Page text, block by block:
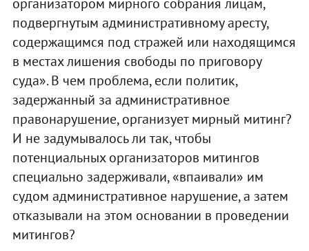
организатором мирного собрания лицам,
подвергнутым административному аресту,
содержащимся под стражей или находящимся
в местах лишения свободы по приговору
суда». В чем проблема, если политик,
задержанный за административное
правонарушение, организует мирный митинг?
И не задумывалось ли так, чтобы
потенциальных организаторов митингов
специально задерживали, «впаивали» им
судом административное нарушение, а затем
отказывали на этом основании в проведении
митингов?